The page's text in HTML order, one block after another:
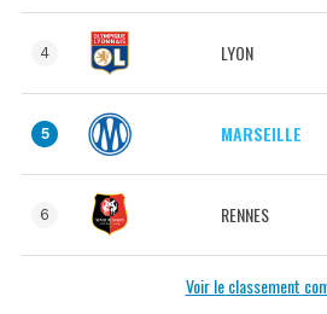
4 LYON
5 MARSEILLE
6 RENNES
Voir le classement